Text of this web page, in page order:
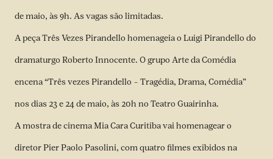
de maio, às 9h. As vagas são limitadas.
A peça Três Vezes Pirandello homenageia o Luigi Pirandello do
dramaturgo Roberto Innocente. O grupo Arte da Comédia
encena “Três vezes Pirandello – Tragédia, Drama, Comédia”
nos dias 23 e 24 de maio, às 20h no Teatro Guairinha.
A mostra de cinema Mia Cara Curitiba vai homenagear o
diretor Pier Paolo Pasolini, com quatro filmes exibidos na